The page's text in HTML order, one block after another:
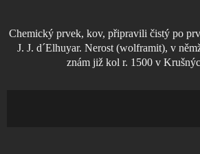
Chemický prvek, kov, připravili čistý po
J. J. d´Elhuyar. Nerost (wolframit), v
znám již kol r. 1500 v